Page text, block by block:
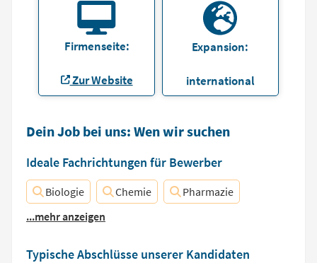
Firmenseite:
Zur Website
Expansion:
international
Dein Job bei uns: Wen wir suchen
Ideale Fachrichtungen für Bewerber
Biologie Chemie
Pharmazie
...mehr anzeigen
Typische Abschlüsse unserer Kandidaten